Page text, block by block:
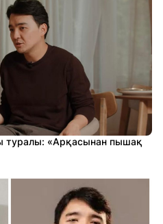
туралы: «Арқасынан пышақ